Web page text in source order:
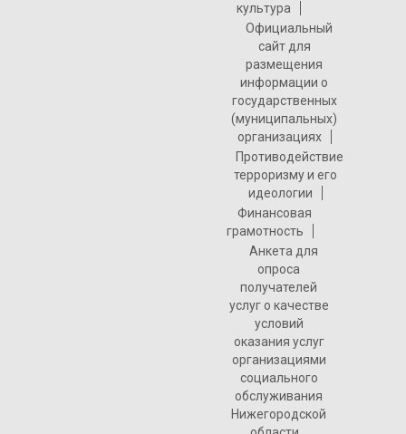
культура
Официальный
сайт для
размещения
информации о
государственных
(муниципальных)
организациях
Противодействие
терроризму и его
идеологии
Финансовая
грамотность
Анкета для
опроса
получателей
услуг о качестве
условий
оказания услуг
организациями
социального
обслуживания
Нижегородской